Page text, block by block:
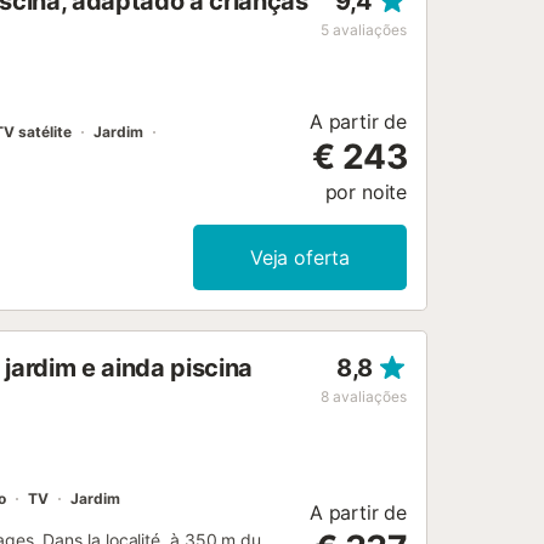
5 avaliações
satélite Jardim A partir de
€ 243
por noite
Veja oferta
e ainda piscina 8,8
8 avaliações
TV Jardim
Dans la localité, à 350 m du
A partir de